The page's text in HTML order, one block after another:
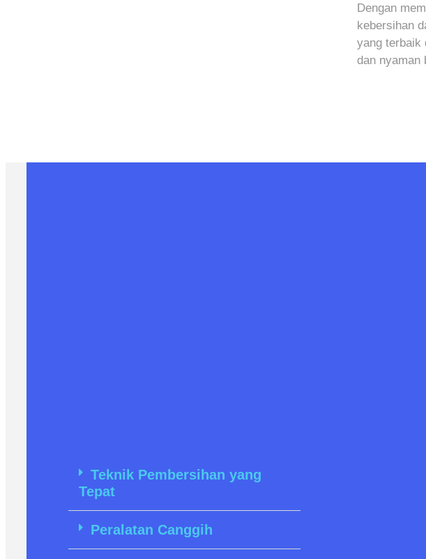
Dengan
kebersihan
yang terbaik
dan nyaman
Teknik Pembersihan yang
Tepat
Peralatan Canggih